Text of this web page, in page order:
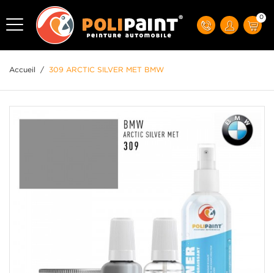
0
Accueil / 309 ARCTIC SILVER MET BMW